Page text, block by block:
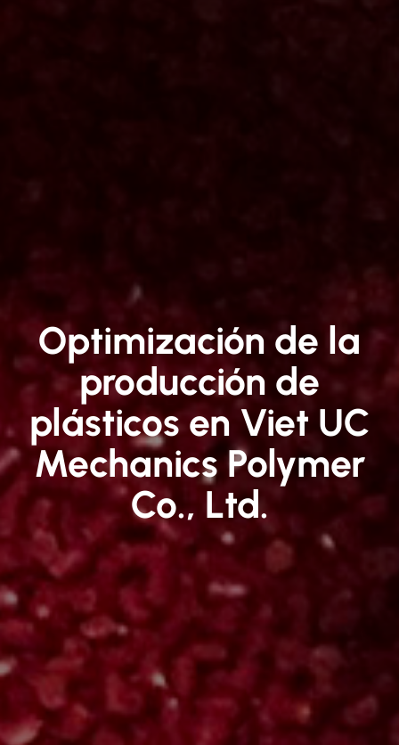
Optimización de la
producción de
plásticos en Viet UC
Mechanics Polymer
Co., Ltd.